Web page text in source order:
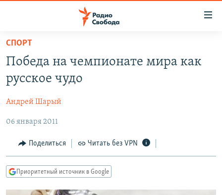
упрощенного
доступа
основному
Вернутся
главной
навигации
Вернутся
ПРОГРАММЫ
ПОДКАСТЫ
АВТОРСКИЕ ПРОЕКТЫ
ЦИТАТЫ СВОБОДЫ
МНЕНИЯ
КУЛЬТУРА
IDEL.РЕАЛИИ
КАВКАЗ.РЕАЛИИ
СПОРТ
Победа на чемпионате мира как
русское чудо
Андрей Шарый
06 января 2011
Поделиться Читать без VPN
Приоритетный источник в Google